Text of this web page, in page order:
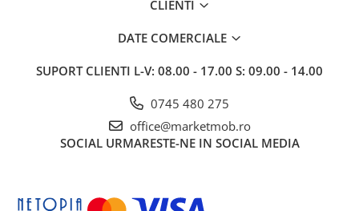
CLIENTI
DATE COMERCIALE
SUPORT CLIENTI L-V: 08.00 - 17.00 S: 09.00 - 14.00
0745 480 275
office@marketmob.ro
SOCIAL URMARESTE-NE IN SOCIAL MEDIA